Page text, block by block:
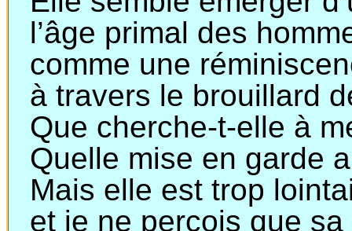
l’âge primal des
comme une
à travers le brouillard
Que cherche-t-elle à
Quelle mise en garde
Mais elle est trop
et je ne perçois que sa